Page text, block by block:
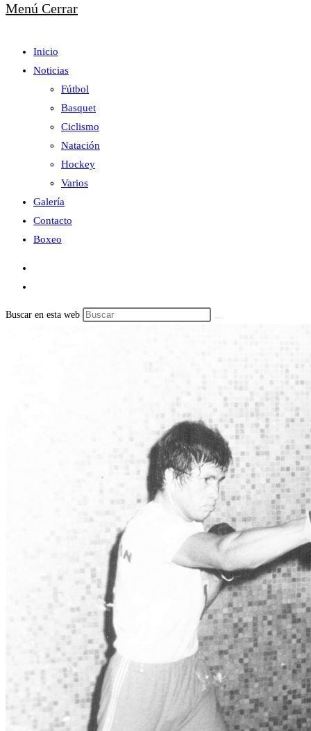
Menú Cerrar
Inicio
Noticias
Fútbol
Basquet
Ciclismo
Natación
Hockey
Varios
Galería
Contacto
Boxeo
Buscar en esta web